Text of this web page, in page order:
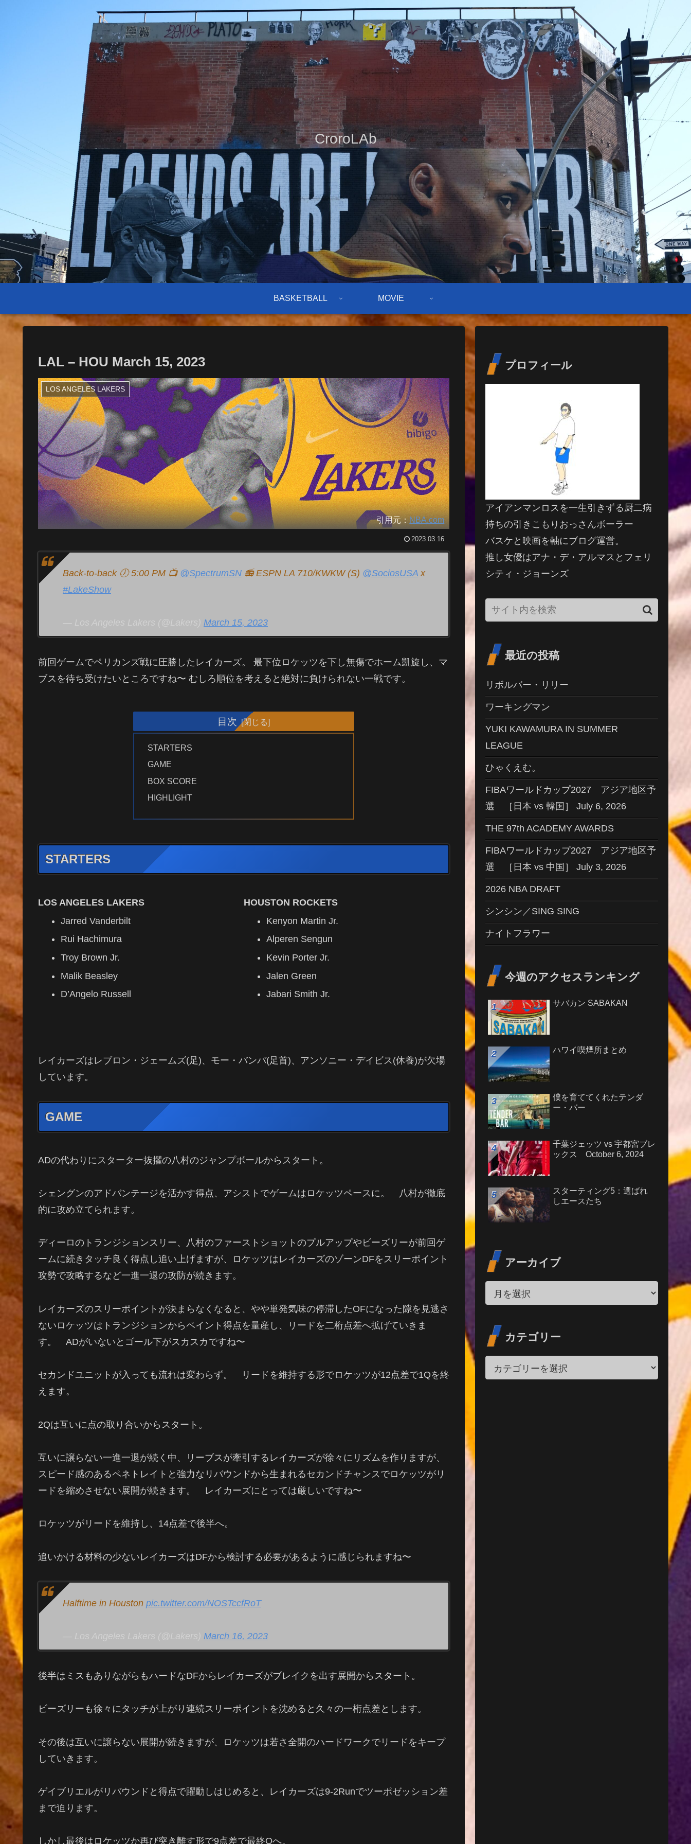
CroroLAb
BASKETBALL MOVIE
LAL – HOU March 15, 2023
LOS ANGELES LAKERS
引用元：NBA.com
2023.03.16
Back-to-back 🕖 5:00 PM 📺 @SpectrumSN 📻 ESPN LA 710/KWKW (S) @SociosUSA x
#LakeShow
— Los Angeles Lakers (@Lakers) March 15, 2023
前回ゲームでペリカンズ戦に圧勝したレイカーズ。 最下位ロケッツを下し無傷でホーム凱旋し、マ
ブスを待ち受けたいところですね〜 むしろ順位を考えると絶対に負けられない一戦です。
目次
STARTERS
GAME
BOX SCORE
HIGHLIGHT
STARTERS
LOS ANGELES LAKERS
Jarred Vanderbilt
Rui Hachimura
Troy Brown Jr.
Malik Beasley
D’Angelo Russell
HOUSTON ROCKETS
Kenyon Martin Jr.
Alperen Sengun
Kevin Porter Jr.
Jalen Green
Jabari Smith Jr.
レイカーズはレブロン・ジェームズ(足)、モー・バンバ(足首)、アンソニー・デイビス(休養)が欠場
しています。
GAME
ADの代わりにスターター抜擢の八村のジャンプボールからスタート。
シェングンのアドバンテージを活かす得点、アシストでゲームはロケッツペースに。 八村が徹底
的に攻め立てられます。
ディーロのトランジションスリー、八村のファーストショットのプルアップやビーズリーが前回ゲ
ームに続きタッチ良く得点し追い上げますが、ロケッツはレイカーズのゾーンDFをスリーポイント
攻勢で攻略するなど一進一退の攻防が続きます。
レイカーズのスリーポイントが決まらなくなると、やや単発気味の停滞したOFになった隙を見逃さ
ないロケッツはトランジションからペイント得点を量産し、リードを二桁点差へ拡げていきま
す。 ADがいないとゴール下がスカスカですね〜
セカンドユニットが入っても流れは変わらず。 リードを維持する形でロケッツが12点差で1Qを終
えます。
2Qは互いに点の取り合いからスタート。
互いに譲らない一進一退が続く中、リーブスが牽引するレイカーズが徐々にリズムを作りますが、
スピード感のあるペネトレイトと強力なリバウンドから生まれるセカンドチャンスでロケッツがリ
ードを縮めさせない展開が続きます。 レイカーズにとっては厳しいですね〜
ロケッツがリードを維持し、 14点差で後半へ。
追いかける材料の少ないレイカーズはDFから検討する必要があるように感じられますね〜
Halftime in Houston pic.twitter.com/NOSTccfRoT
— Los Angeles Lakers (@Lakers) March 16, 2023
後半はミスもありながらもハードなDFからレイカーズがブレイクを出す展開からスタート。
ビーズリーも徐々にタッチが上がり連続スリーポイントを沈めると久々の一桁点差とします。
その後は互いに譲らない展開が続きますが、ロケッツは若さ全開のハードワークでリードをキープ
していきます。
ゲイブリエルがリバウンドと得点で躍動しはじめると、レイカーズは9-2Runでツーポゼッション差
まで迫ります。
しかし最後はロケッツか再び突き離す形で9点差で最終Qへ。
プロフィール
アイアンマンロスを一生引きずる厨二病
持ちの引きこもりおっさんボーラー
バスケと映画を軸にブログ運営。
推し女優はアナ・デ・アルマスとフェリ
シティ・ジョーンズ
最近の投稿
リボルバー・リリー
ワーキングマン
YUKI KAWAMURA IN SUMMER
LEAGUE
ひゃくえむ。
FIBAワールドカップ2027 アジア地区予
選 ［日本 vs 韓国］ July 6, 2026
THE 97th ACADEMY AWARDS
FIBAワールドカップ2027 アジア地区予
選 ［日本 vs 中国］ July 3, 2026
2026 NBA DRAFT
シンシン／SING SING
ナイトフラワー
今週のアクセスランキング
サバカン SABAKAN
ハワイ喫煙所まとめ
僕を育ててくれたテンダ
ー・バー
千葉ジェッツ vs 宇都宮ブレ
ックス October 6, 2024
スターティング5：選ばれ
しエースたち
アーカイブ
カテゴリー